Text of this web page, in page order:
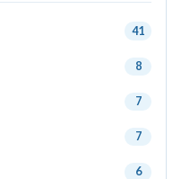
41
8
7
7
6